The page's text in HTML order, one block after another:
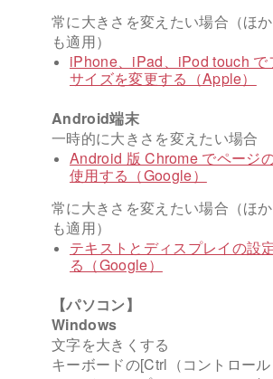
常に大きさを変えたい場合（ほ
も適用）
iPhone、iPad、iPod touch で
サイズを変更する（Apple）
Android端末
一時的に大きさを変えたい場合
Android 版 Chrome でページ
使用する（Google）
常に大きさを変えたい場合（ほ
も適用）
テキストとディスプレイの設
る（Google）
【パソコン】
Windows
文字を大きくする
キーボードの[Ctrl（コントロー